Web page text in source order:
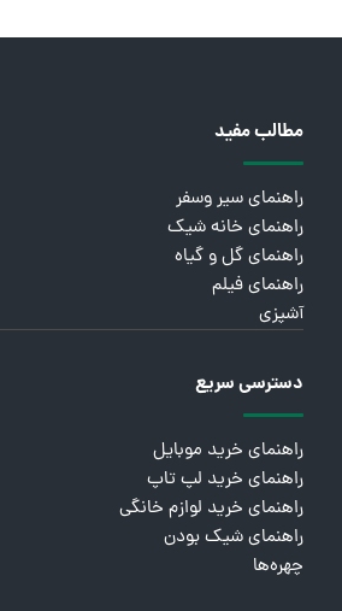
مطالب مفید
راهنمای سیر وسفر
راهنمای خانه شیک
راهنمای گل و گیاه
راهنمای فیلم
آشپزی
دسترسی سریع
راهنمای خرید موبایل
راهنمای خرید لپ تاپ
راهنمای خرید لوازم خانگی
راهنمای شیک بودن
چهره‌ها